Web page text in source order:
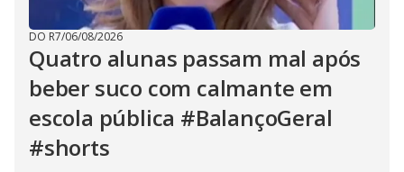
DO R7/06/08/2026
Quatro alunas passam mal após
beber suco com calmante em
escola pública #BalançoGeral
#shorts